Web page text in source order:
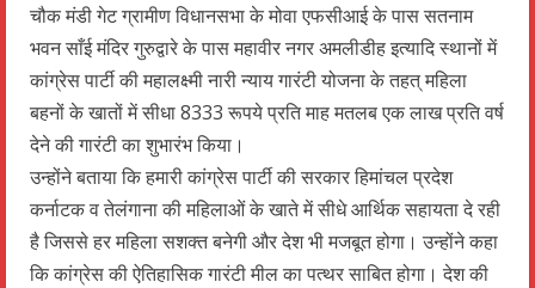
चौक मंडी गेट ग्रामीण विधानसभा के मोवा एफसीआई के पास सतनाम
भवन साँई मंदिर गुरुद्वारे के पास महावीर नगर अमलीडीह इत्यादि स्थानों में
कांग्रेस पार्टी की महालक्ष्मी नारी न्याय गारंटी योजना के तहत् महिला
बहनों के खातों में सीधा 8333 रूपये प्रति माह मतलब एक लाख प्रति वर्ष
देने की गारंटी का शुभारंभ किया।
उन्होंने बताया कि हमारी कांग्रेस पार्टी की सरकार हिमांचल प्रदेश
कर्नाटक व तेलंगाना की महिलाओं के खाते में सीधे आर्थिक सहायता दे रही
है जिससे हर महिला सशक्त बनेगी और देश भी मजबूत होगा। उन्होंने कहा
कि कांग्रेस की ऐतिहासिक गारंटी मील का पत्थर साबित होगा। देश की